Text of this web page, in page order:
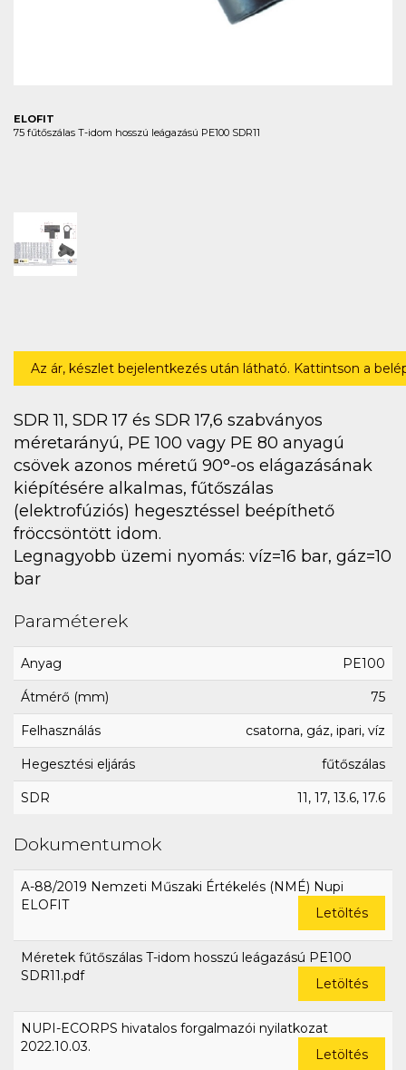
ELOFIT
75 fűtőszálas T-idom hosszú leágazású PE100 SDR11
Az ár, készlet bejelentkezés után látható. Kattintson a
SDR 11, SDR 17 és SDR 17,6 szabványos
méretarányú, PE 100 vagy PE 80 anyagú
csövek azonos méretű 90°-os elágazásának
kiépítésére alkalmas, fűtőszálas
(elektrofúziós) hegesztéssel beépíthető
fröccsöntött idom.
Legnagyobb üzemi nyomás: víz=16 bar, gáz=10
bar
Paraméterek
Anyag PE100
Átmérő (mm) 75
Felhasználás csatorna, gáz, ipari, víz
Hegesztési eljárás fűtőszálas
SDR 11, 17, 13.6, 17.6
Dokumentumok
A-88/2019 Nemzeti Műszaki Értékelés (NMÉ) Nupi
ELOFIT
Letöltés
Méretek fűtőszálas T-idom hosszú leágazású PE100
SDR11.pdf
Letöltés
NUPI-ECORPS hivatalos forgalmazói nyilatkozat
2022.10.03.
Letöltés